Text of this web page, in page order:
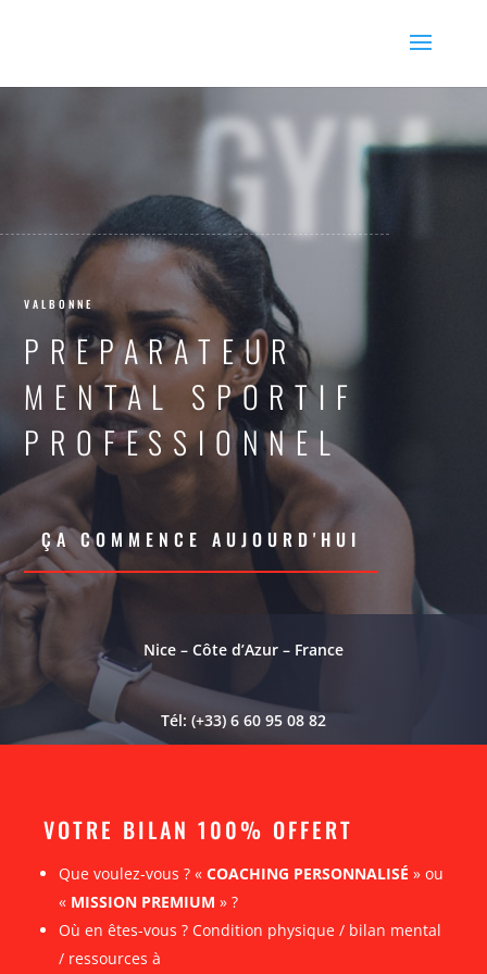
GYM
VALBONNE
PREPARATEUR
MENTAL SPORTIF
PROFESSIONNEL
ÇA COMMENCE AUJOURD'HUI
Nice – Côte d’Azur – France
Tél: (+33) 6 60 95 08 82
VOTRE BILAN 100% OFFERT
Que voulez-vous ? « COACHING PERSONNALISÉ » ou
« MISSION PREMIUM » ?
Où en êtes-vous ? Condition physique / bilan mental
/ ressources à